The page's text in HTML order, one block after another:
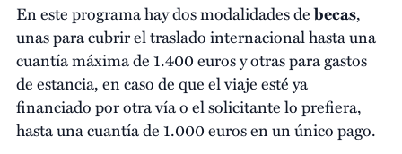
En este programa hay dos modalidades debecas,
unas para cubrir el traslado internacional hasta una
cuantía máxima de 1.400 euros y otras para gastos
de estancia, en caso de que el viaje esté ya
financiado por otra vía o el solicitante lo prefiera,
hasta una cuantía de 1.000 euros en un único pago.